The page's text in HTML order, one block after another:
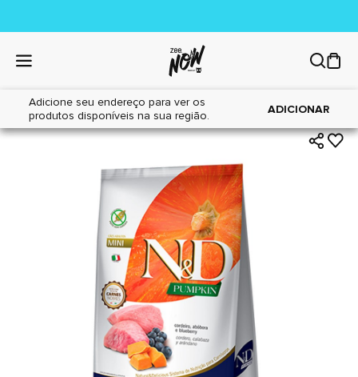
Adicione seu endereço para ver os
produtos disponíveis na sua região.
ADICIONAR
Home|Cães|Alimentos